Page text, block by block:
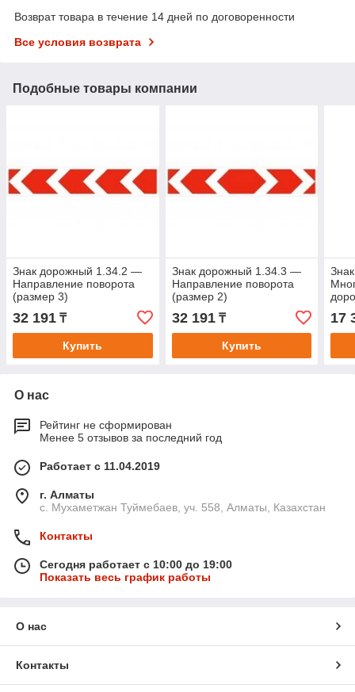
Возврат товара в течение 14 дней по договоренности
Все условия возврата
Подобные товары компании
Знак дорожный 1.34.2 —
Направление поворота
(размер 3)
32 191 ₸
Купить
Знак дорожный 1.34.3 —
Направление поворота
(размер 2)
32 191₸
Купить
17
О нас
Рейтинг не сформирован
Менее 5 отзывов за последний год
Работает с 11.04.2019
г. Алматы
с. Мухаметжан Туймебаев, уч. 558, Алматы, Казахстан
Контакты
Сегодня работает с 10:00 до 19:00
Показать весь график работы
О нас
Контакты